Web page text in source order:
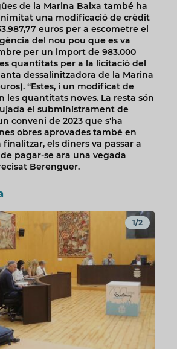
de la Marina Baixa també ha
una modificació de crèdit
euros per a escometre el
del nou pou que es va
per un import de 983.000
quantitats per a la licitació del
dessalinitzadora de la Marina
“Estes, i un modificat de
les quantitats noves. La resta són
el subministrament de
conveni de 2023 que s'ha
obres aprovades també en
finalitzar, els diners va passar a
pagar-se ara una vegada
Berenguer.
1/2